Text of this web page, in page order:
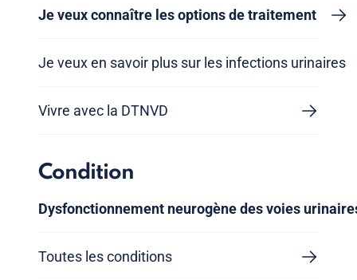
Je veux connaître les options de traitement
Je veux en savoir plus sur les infections urinaires
Vivre avec la DTNVD
Condition
Dysfonctionnement neurogène des voies
Toutes les conditions